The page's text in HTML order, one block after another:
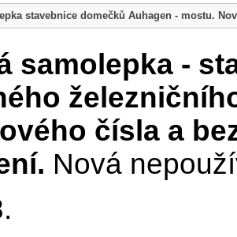
stavebnice domečků Auhagen - mostu.
samolepka -
čísla a
Nová